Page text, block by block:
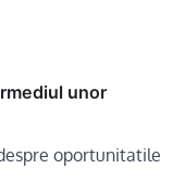
unor
oportunitatile